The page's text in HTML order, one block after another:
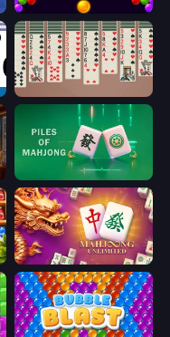
Bubble Story
Spider Solitaire 2 Suits
Piles of Mahjong
Mahjong Unlimited